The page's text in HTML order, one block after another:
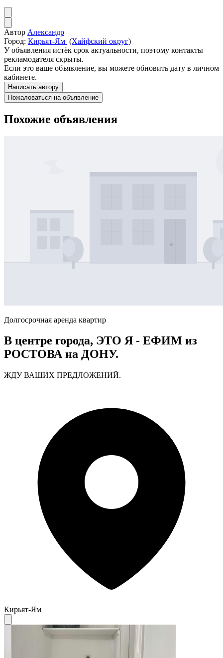
Автор Александр
Город: Кирьят-Ям (Хайфский округ)
У объявления истёк срок актуальности, поэтому контакты
рекламодателя скрыты.
Если это ваше объявление, вы можете обновить дату в личном
кабинете.
Написать автору
Пожаловаться на объявление
Похожие объявления
Долгосрочная аренда квартир
В центре города, ЭТО Я - ЕФИМ из
РОСТОВА на ДОНУ.
ЖДУ ВАШИХ ПРЕДЛОЖЕНИЙ.
Кирьят-Ям